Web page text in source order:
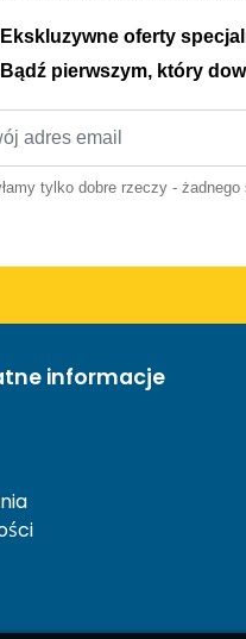
Ekskluzywne oferty
Bądź pierwszym, który
tylko dobre rzeczy -
informacje